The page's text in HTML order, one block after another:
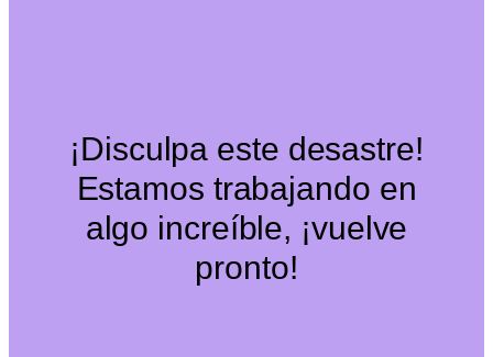
¡Disculpa este desastre!
Estamos trabajando en
algo increíble, ¡vuelve
pronto!